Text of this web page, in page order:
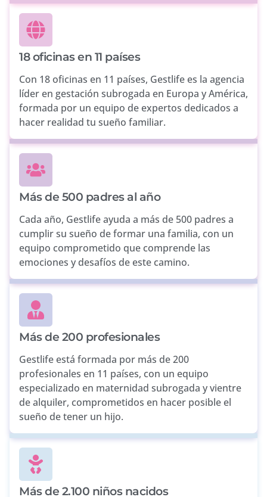
18 oficinas en 11 países
Con 18 oficinas en 11 países, Gestlife es la agencia
líder en gestación subrogada en Europa y América,
formada por un equipo de expertos dedicados a
hacer realidad tu sueño familiar.
Más de 500 padres al año
Cada año, Gestlife ayuda a más de 500 padres a
cumplir su sueño de formar una familia, con un
equipo comprometido que comprende las
emociones y desafíos de este camino.
Más de 200 profesionales
Gestlife está formada por más de 200
profesionales en 11 países, con un equipo
especializado en maternidad subrogada y vientre
de alquiler, comprometidos en hacer posible el
sueño de tener un hijo.
Más de 2.100 niños nacidos